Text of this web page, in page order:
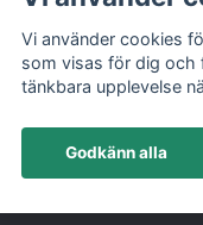
Vi använder cookies
som visas för dig och
tänkbara upplevelse
Godkänn alla